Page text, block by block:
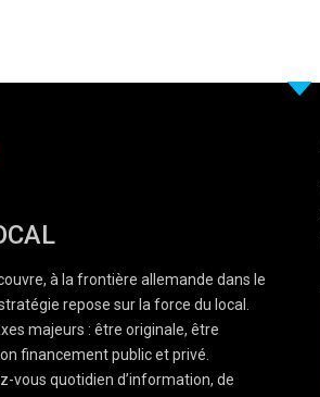
à la frontière allemande dans le
repose sur la force du local.
majeurs : être originale, être
financement public et privé.
vous quotidien d’information, de